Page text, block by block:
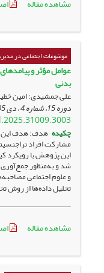
مشاهده مقاله
موضوعات اجتماعی در
عوامل مؤثر و
بدنی
علی جمشیدی؛ امین
دوره 15، شماره 4 ، دی 1405، صفحه
چکیده هدف: هدف این
مشارکت افراد
این پژوهش با رویکرد
و علوم اجتماعی
تحلیل داده‌ها از روش
مشاهده مقاله